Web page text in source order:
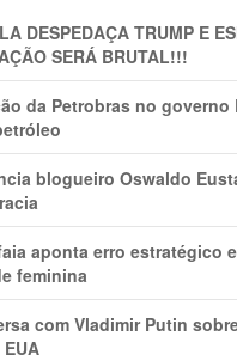
DESPEDAÇA TRUMP E
SERÁ BRUTAL!!!
da Petrobras no
blogueiro Oswaldo
aponta erro estratégico
feminina
com Vladimir Putin